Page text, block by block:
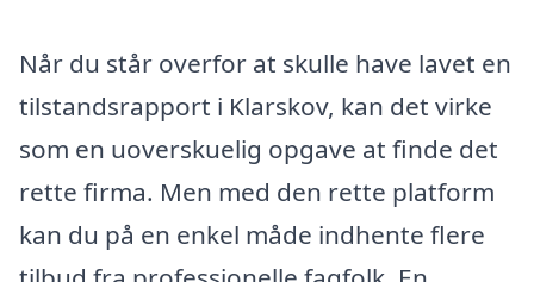
Når du står overfor at skulle have lavet en
tilstandsrapport i Klarskov, kan det virke
som en uoverskuelig opgave at finde det
rette firma. Men med den rette platform
kan du på en enkel måde indhente flere